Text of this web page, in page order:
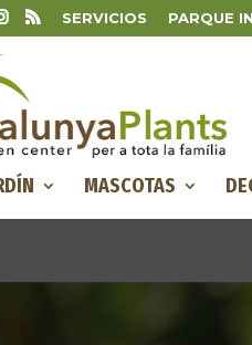
SERVICIOS PARQUE
MASCOTAS